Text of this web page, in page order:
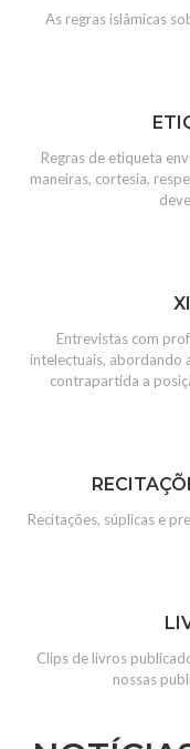
As regras islâmicas
Regras de etiqueta
maneiras, cortesia,
Entrevistas com
intelectuais, abordando
contrapartida a
Recitações, súplicas e
Clips de livros
nossas